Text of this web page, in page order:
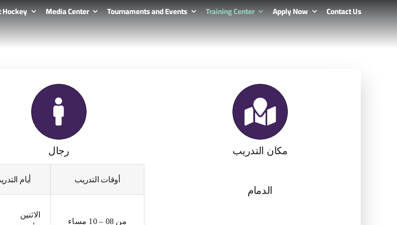
Hockey Media Center Tournaments and Events Training Center Apply Now
Contact Us
رجال
أيام أوقات التدريب
الاثنين
من 08 – 10 مساء
مكان التدريب
الدمام